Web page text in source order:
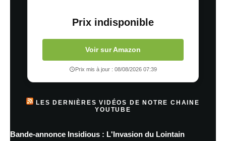
Prix indisponible
Voir sur Amazon
Prix mis à jour : 08/08/2026 07:39
LES DERNIÈRES VIDÉOS DE NOTRE CHAINE
YOUTUBE
Bande-annonce Insidious : L'Invasion du Lointain